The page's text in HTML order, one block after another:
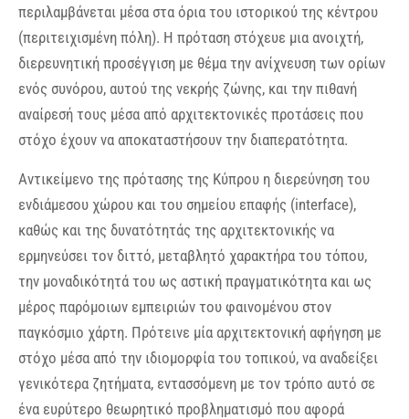
περιλαμβάνεται μέσα στα όρια του ιστορικού της κέντρου
(περιτειχισμένη πόλη). Η πρόταση στόχευε μια ανοιχτή,
διερευνητική προσέγγιση με θέμα την ανίχνευση των ορίων
ενός συνόρου, αυτού της νεκρής ζώνης, και την πιθανή
αναίρεσή τους μέσα από αρχιτεκτονικές προτάσεις που
στόχο έχουν να αποκαταστήσουν την διαπερατότητα.
Αντικείμενο της πρότασης της Κύπρου η διερεύνηση του
ενδιάμεσου χώρου και του σημείου επαφής (interface),
καθώς και της δυνατότητάς της αρχιτεκτονικής να
ερμηνεύσει τον διττό, μεταβλητό χαρακτήρα του τόπου,
την μοναδικότητά του ως αστική πραγματικότητα και ως
μέρος παρόμοιων εμπειριών του φαινομένου στον
παγκόσμιο χάρτη. Πρότεινε μία αρχιτεκτονική αφήγηση με
στόχο μέσα από την ιδιομορφία του τοπικού, να αναδείξει
γενικότερα ζητήματα, εντασσόμενη με τον τρόπο αυτό σε
ένα ευρύτερο θεωρητικό προβληματισμό που αφορά